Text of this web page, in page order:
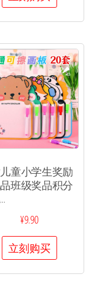
童小学生奖励
班级奖品积分
¥9.90
立刻购买